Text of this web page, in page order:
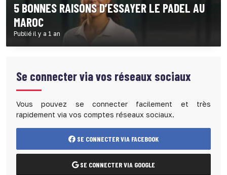
5 BONNES RAISONS D’ESSAYER LE PADEL AU
MAROC
Publié il y a 1 an
Se connecter via vos réseaux sociaux
Vous pouvez se connecter facilement et très
rapidement via vos comptes réseaux sociaux.
SE CONNECTER VIA FACEBOOK
SE CONNECTER VIA GOOGLE